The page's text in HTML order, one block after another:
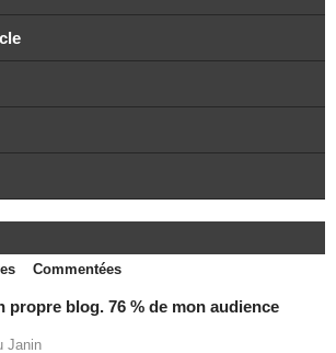
Commentées
propre blog. 76 % de mon audience
Janin